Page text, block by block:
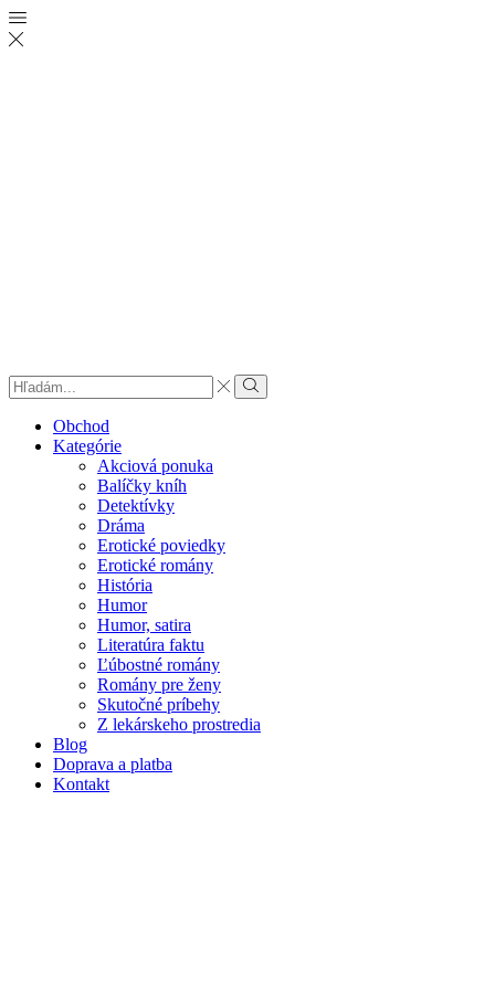
Obchod
Kategórie
Akciová ponuka
Balíčky kníh
Detektívky
Dráma
Erotické poviedky
Erotické romány
História
Humor
Humor, satira
Literatúra faktu
Ľúbostné romány
Romány pre ženy
Skutočné príbehy
Z lekárskeho prostredia
Blog
Doprava a platba
Kontakt